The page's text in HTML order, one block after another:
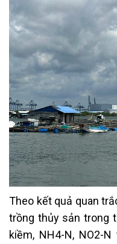
Theo kết quả quan
trồng thủy sản trong
kiềm, NH4-N, NO2-N